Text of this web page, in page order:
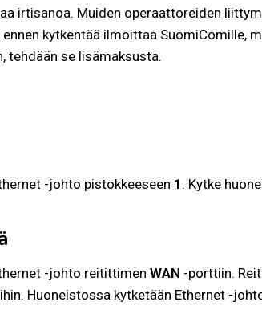
irtisanoa. Muiden operaattoreiden
kytkentää ilmoittaa SuomiComille,
tehdään se lisämaksusta.
-johto pistokkeeseen 1 . Kytke
-johto reitittimen WAN -porttiin.
Huoneistossa kytketään Ethernet -